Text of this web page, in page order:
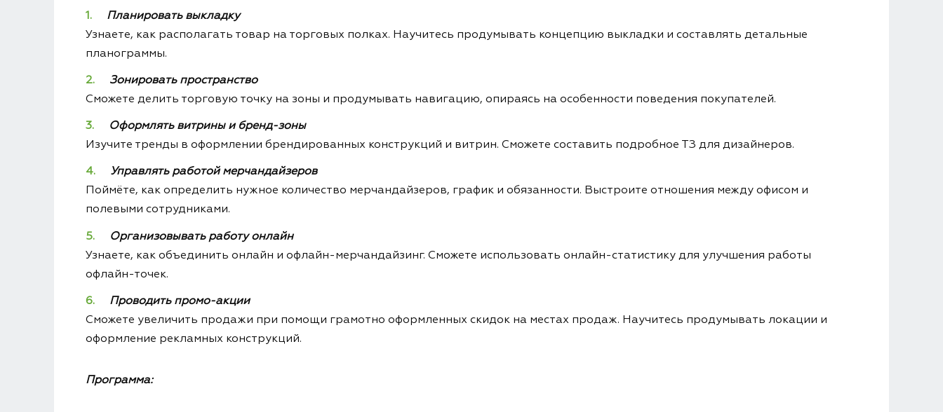
Планировать выкладку
Узнаете, как располагать товар на торговых полках. Научитесь продумывать концепцию выкладки и составлять детальные
планограммы.
Зонировать пространство
Сможете делить торговую точку на зоны и продумывать навигацию, опираясь на особенности поведения покупателей.
Оформлять витрины и бренд-зоны
Изучите тренды в оформлении брендированных конструкций и витрин. Сможете составить подробное ТЗ для дизайнеров.
Управлять работой мерчандайзеров
Поймёте, как определить нужное количество мерчандайзеров, график и обязанности. Выстроите отношения между офисом и
полевыми сотрудниками.
Организовывать работу онлайн
Узнаете, как объединить онлайн и офлайн-мерчандайзинг. Сможете использовать онлайн-статистику для улучшения работы
офлайн-точек.
Проводить промо-акции
Сможете увеличить продажи при помощи грамотно оформленных скидок на местах продаж. Научитесь продумывать локации и
оформление рекламных конструкций.
Программа: